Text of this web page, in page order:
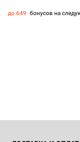
до 649 бонусов на